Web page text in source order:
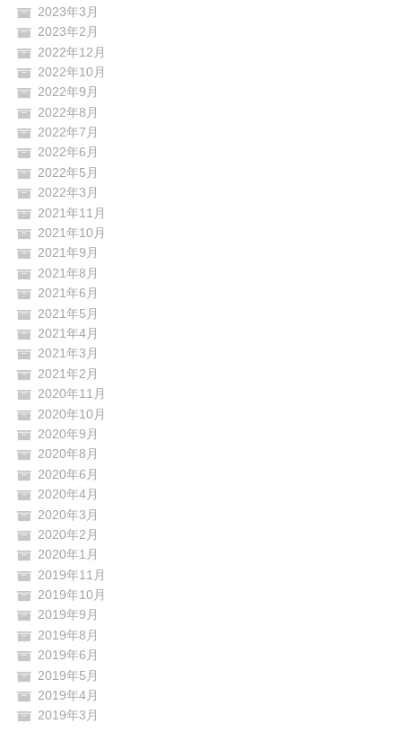
2023年3月
2023年2月
2022年12月
2022年10月
2022年9月
2022年8月
2022年7月
2022年6月
2022年5月
2022年3月
2021年11月
2021年10月
2021年9月
2021年8月
2021年6月
2021年5月
2021年4月
2021年3月
2021年2月
2020年11月
2020年10月
2020年9月
2020年8月
2020年6月
2020年4月
2020年3月
2020年2月
2020年1月
2019年11月
2019年10月
2019年9月
2019年8月
2019年6月
2019年5月
2019年4月
2019年3月